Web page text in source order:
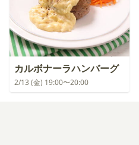
カルボナーラハンバーグ
2/13 (金) 19:00〜20:00